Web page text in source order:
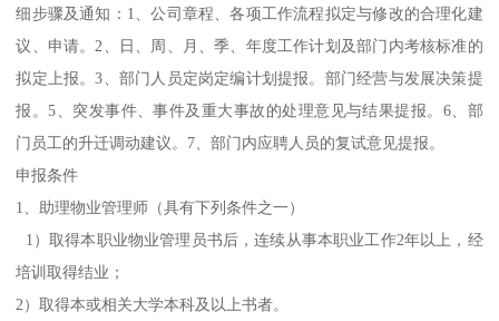
细步骤及通知：1、公司章程、各项工作流程拟定与修改的合理化建
议、申请。2、日、周、月、季、年度工作计划及部门内考核标准的
拟定上报。3、部门人员定岗定编计划提报。部门经营与发展决策提
报。5、突发事件、事件及重大事故的处理意见与结果提报。6、部
门员工的升迁调动建议。7、部门内应聘人员的复试意见提报。
申报条件
1、助理物业管理师（具有下列条件之一）
1）取得本职业物业管理员书后，连续从事本职业工作2年以上，经
培训取得结业；
2）取得本或相关大学本科及以上书者。